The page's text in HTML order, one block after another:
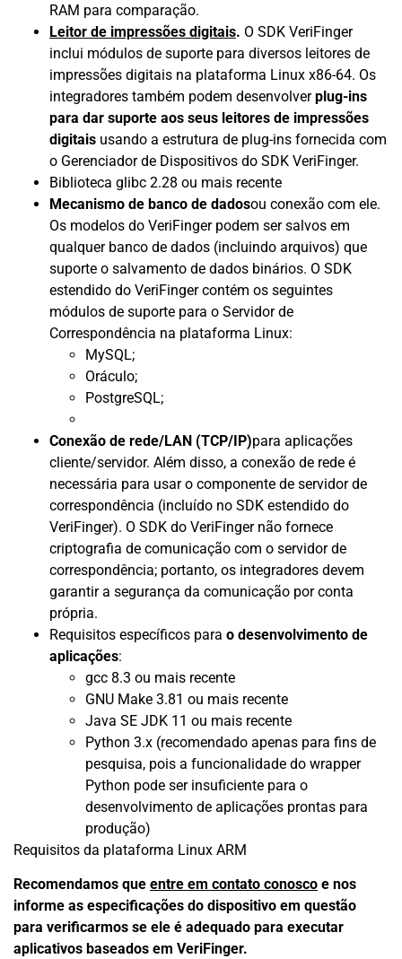
RAM para comparação.
Leitor de impressões digitais. O SDK VeriFinger
inclui módulos de suporte para diversos leitores de
impressões digitais na plataforma Linux x86-64. Os
integradores também podem desenvolverplug-ins
para dar suporte aos seus leitores de impressões
digitais usando a estrutura de plug-ins fornecida com
o Gerenciador de Dispositivos do SDK VeriFinger.
Biblioteca glibc 2.28 ou mais recente
Mecanismo de banco de dadosou conexão com ele.
Os modelos do VeriFinger podem ser salvos em
qualquer banco de dados (incluindo arquivos) que
suporte o salvamento de dados binários. O SDK
estendido do VeriFinger contém os seguintes
módulos de suporte para o Servidor de
Correspondência na plataforma Linux:
MySQL;
Oráculo;
PostgreSQL;
Conexão de rede/LAN (TCP/IP)para aplicações
cliente/servidor. Além disso, a conexão de rede é
necessária para usar o componente de servidor de
correspondência (incluído no SDK estendido do
VeriFinger). O SDK do VeriFinger não fornece
criptografia de comunicação com o servidor de
correspondência; portanto, os integradores devem
garantir a segurança da comunicação por conta
própria.
Requisitos específicos para o desenvolvimento de
aplicações:
gcc 8.3 ou mais recente
GNU Make 3.81 ou mais recente
Java SE JDK 11 ou mais recente
Python 3.x (recomendado apenas para fins de
pesquisa, pois a funcionalidade do wrapper
Python pode ser insuficiente para o
desenvolvimento de aplicações prontas para
produção)
Requisitos da plataforma Linux ARM
Recomendamos que entre em contato conosco e nos
informe as especificações do dispositivo em questão
para verificarmos se ele é adequado para executar
aplicativos baseados em VeriFinger.